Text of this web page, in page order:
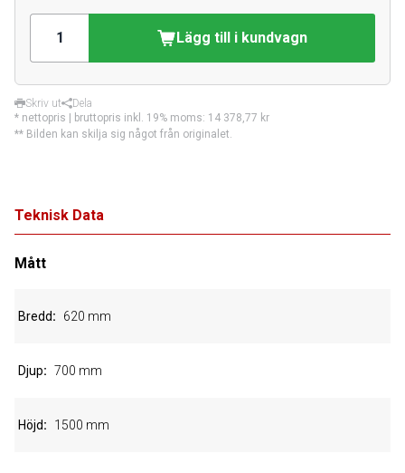
Lägg till i kundvagn
Skriv ut
Dela
* nettopris | bruttopris inkl. 19% moms: 14 378,77 kr
** Bilden kan skilja sig något från originalet.
Teknisk Data
Mått
Bredd 620 mm
Djup 700 mm
Höjd 1500 mm